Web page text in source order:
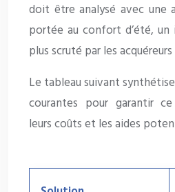
doit être analysé avec une
portée au confort d’été, un
plus scruté par les
Le tableau suivant
courantes pour garantir
leurs coûts et les aides